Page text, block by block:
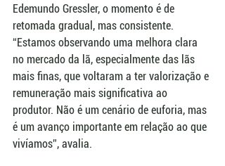
Edemundo Gressler, o momento é de
retomada gradual, mas consistente.
“Estamos observando uma melhora clara
no mercado da lã, especialmente das lãs
mais finas, que voltaram a ter valorização e
remuneração mais significativa ao
produtor. Não é um cenário de euforia, mas
é um avanço importante em relação ao que
vivíamos”, avalia.